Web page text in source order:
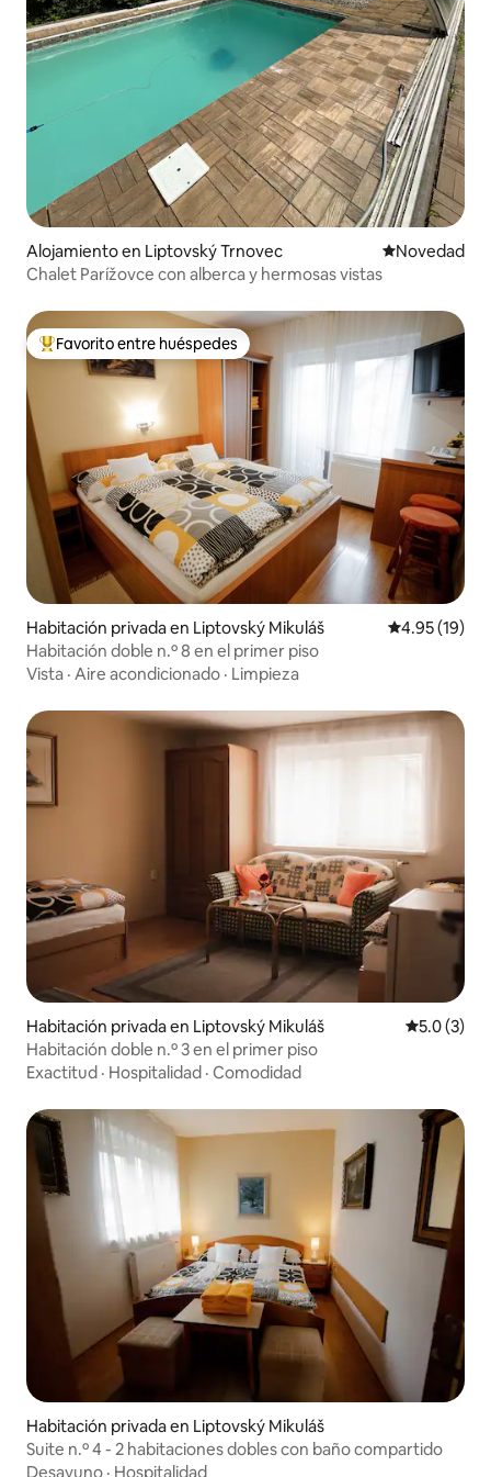
Alojamiento en Liptovský Trnovec Lugar para
Novedad
Chalet Parížovce con alberca y hermosas vistas
Favorito entre huéspedes preferido
Favorito entre huéspedes
Habitación privada en Liptovský Mikuláš Calificación
4.95 (19)
Habitación doble n.º 8 en el primer piso
Vista · Aire acondicionado · Limpieza
Habitación privada en Liptovský Mikuláš
5.0 (3)
Habitación doble n.º 3 en el primer piso
Exactitud · Hospitalidad · Comodidad
Habitación privada en Liptovský Mikuláš
Suite n.º 4 - 2 habitaciones dobles con baño compartido
Desayuno · Hospitalidad